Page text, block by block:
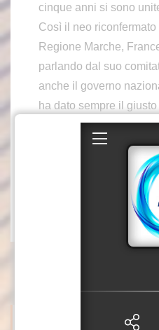
cinque anni si sono
Così il neo
Regione Marche,
parlando dal suo
anche il governo
ha dato sempre il
Regione. Siamo
lavoro iniziato”, ha
Fonte video: pagina
ITALPRESS NEWS